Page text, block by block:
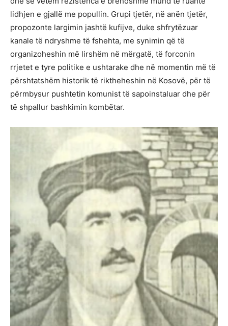
lidhjen e gjallë me popullin. Grupi tjetër, në anën tjetër,
propozonte largimin jashtë kufijve, duke shfrytëzuar
kanale të ndryshme të fshehta, me synimin që të
organizoheshin më lirshëm në mërgatë, të forconin
rrjetet e tyre politike e ushtarake dhe në momentin më të
përshtatshëm historik të riktheheshin në Kosovë, për të
përmbysur pushtetin komunist të sapoinstaluar dhe për
të shpallur bashkimin kombëtar.